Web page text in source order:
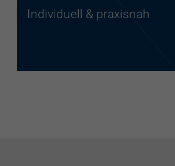
Individuell & praxisnah